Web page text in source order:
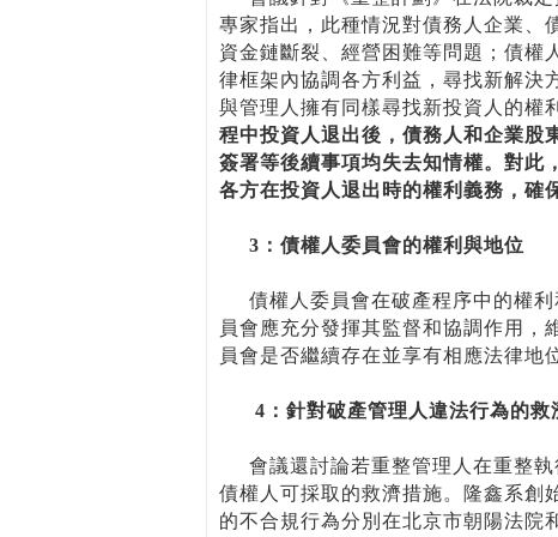
專家指出，此種情況對債務人企業、
資金鏈斷裂、經營困難等問題；債權
律框架內協調各方利益，尋找新解決
與管理人擁有同樣尋找新投資人的權
程中投資人退出後，債務人和企業股
簽署等後續事項均失去知情權。對此
各方在投資人退出時的權利義務，確
3：債權人委員會的權利與地位
債權人委員會在破產程序中的權利
員會應充分發揮其監督和協調作用，
員會是否繼續存在並享有相應法律地
4：針對破產管理人違法行為的救
會議還討論若重整管理人在重整執
債權人可採取的救濟措施。隆鑫系創
的不合規行為分別在北京市朝陽法院